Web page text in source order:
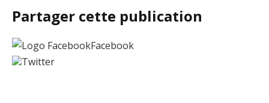
Partager cette publication
Facebook
Twitter